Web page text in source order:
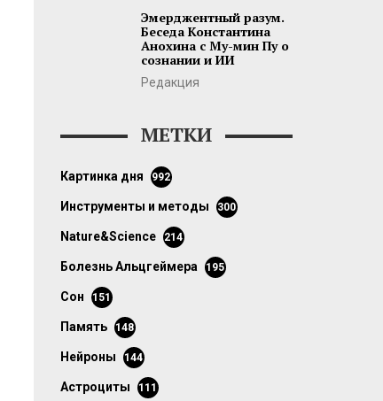
Эмерджентный разум.
Беседа Константина
Анохина с Му-мин Пу о
сознании и ИИ
Редакция
МЕТКИ
картинка дня 992
инструменты и методы 300
Nature&Science 214
болезнь Альцгеймера 195
сон 151
память 148
нейроны 144
астроциты 111